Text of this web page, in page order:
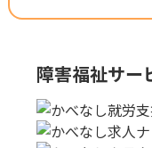
障害福祉サー